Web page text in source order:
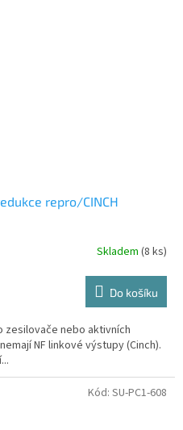
repro/CINCH
Skladem (8 ks)
Do košíku
zesilovače nebo aktivních
NF linkové výstupy (Cinch).
Kód: SU-PC1-608